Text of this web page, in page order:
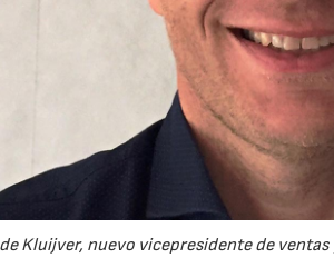
Kluijver, nuevo vicepresidente de ventas